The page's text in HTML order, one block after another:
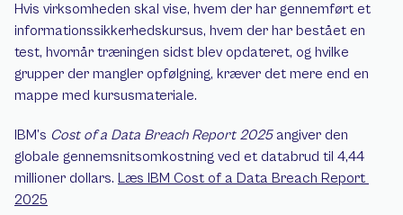
Hvis virksomheden skal vise, hvem der har gennemført et
informationssikkerhedskursus, hvem der har bestået en
test, hvornår træningen sidst blev opdateret, og hvilke
grupper der mangler opfølgning, kræver det mere end en
mappe med kursusmateriale.
IBM’s Cost of a Data Breach Report 2025 angiver den
globale gennemsnitsomkostning ved et databrud til 4,44
millioner dollars. Læs IBM Cost of a Data Breach Report
2025